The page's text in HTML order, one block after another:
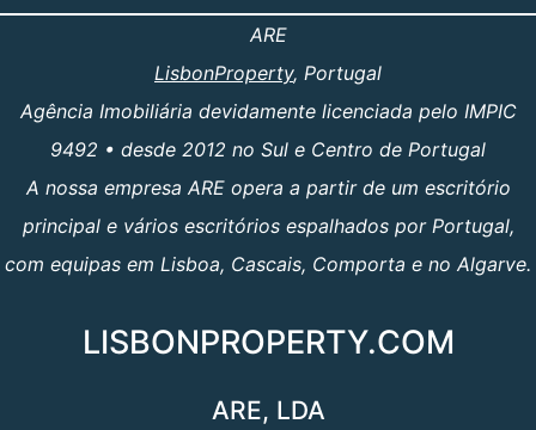
ARE
LisbonProperty, Portugal
Agência Imobiliária devidamente licenciada pelo IMPIC
9492 • desde 2012 no Sul e Centro de Portugal
A nossa empresa ARE opera a partir de um escritório
principal e vários escritórios espalhados por Portugal,
com equipas em Lisboa, Cascais, Comporta e no Algarve.
LISBONPROPERTY.COM
ARE, LDA